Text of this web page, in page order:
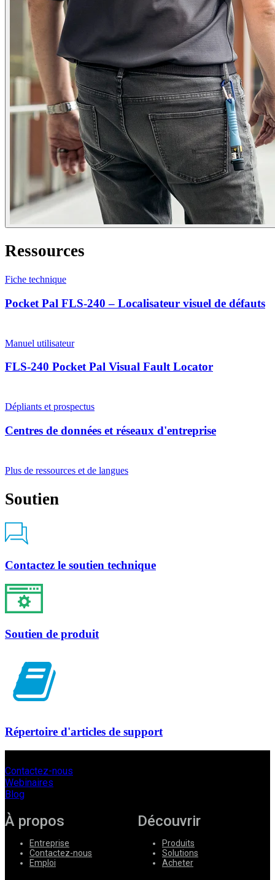
Ressources
Fiche technique
Pocket Pal FLS-240 – Localisateur visuel de défauts
Manuel utilisateur
FLS-240 Pocket Pal Visual Fault Locator
Dépliants et prospectus
Centres de données et réseaux d'entreprise
Plus de ressources et de langues
Soutien
Contactez le soutien technique
Soutien de produit
Répertoire d'articles de support
Contactez-nous
Webinaires
Blog
À propos
Entreprise
Contactez-nous
Emploi
Découvrir
Produits
Solutions
Acheter